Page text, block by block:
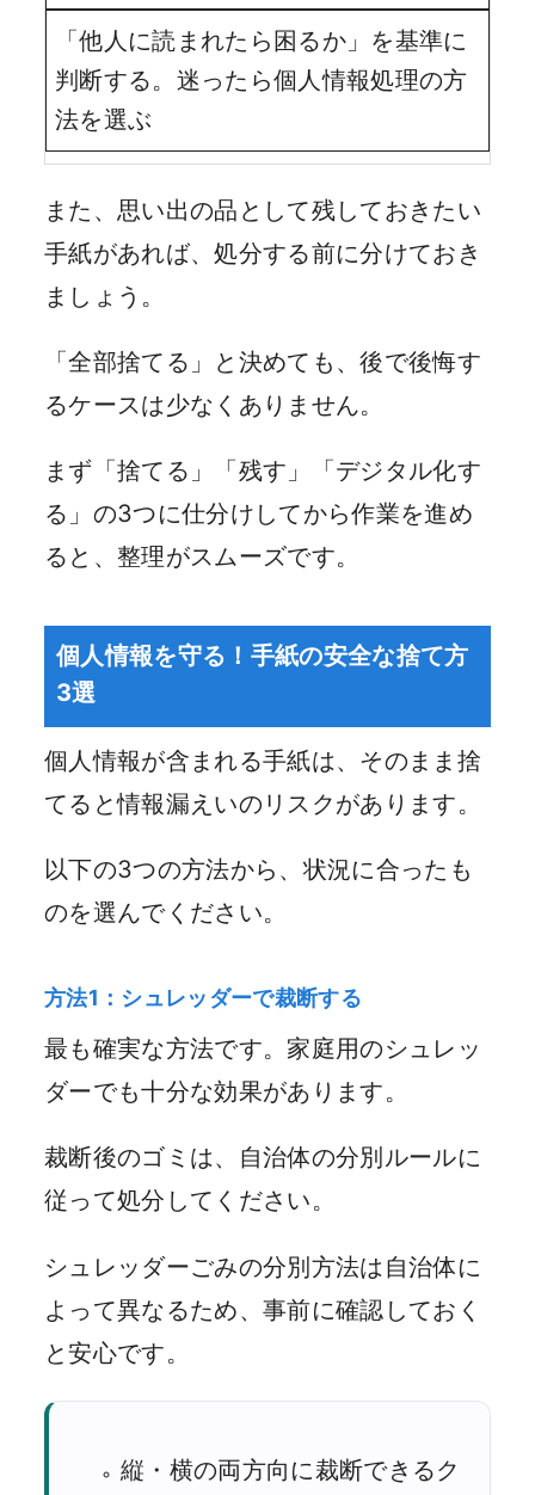
「他人に読まれたら困るか」を基準に
判断する。迷ったら個人情報処理の方
法を選ぶ
また、思い出の品として残しておきたい
手紙があれば、処分する前に分けておき
ましょう。
「全部捨てる」と決めても、後で後悔す
るケースは少なくありません。
まず「捨てる」「残す」「デジタル化す
る」の3つに仕分けしてから作業を進め
ると、整理がスムーズです。
個人情報を守る！手紙の安全な捨て方
3選
個人情報が含まれる手紙は、そのまま捨
てると情報漏えいのリスクがあります。
以下の3つの方法から、状況に合ったも
のを選んでください。
方法1：シュレッダーで裁断する
最も確実な方法です。家庭用のシュレッ
ダーでも十分な効果があります。
裁断後のゴミは、自治体の分別ルールに
従って処分してください。
シュレッダーごみの分別方法は自治体に
よって異なるため、事前に確認しておく
と安心です。
縦・横の両方向に裁断できるク